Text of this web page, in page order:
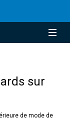
sur
de mode de